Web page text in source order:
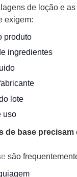
de loção e
exigem:
produto
ingredientes
lote
uso
de base
são